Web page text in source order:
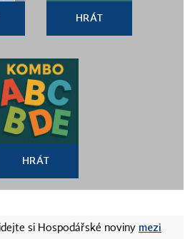
HRÁT
HRÁT
si Hospodářské noviny mezi